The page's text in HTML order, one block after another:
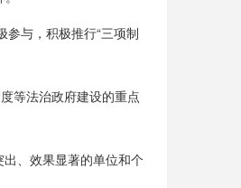
参与，积极推行“三项制
等法治政府建设的重点
、效果显著的单位和个